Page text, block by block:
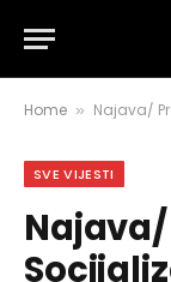
Home » Najava/
SVE VIJESTI